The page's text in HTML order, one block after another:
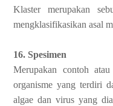
Klaster merupakan
mengklasifikasikan asal
16. Spesimen
Merupakan contoh
organisme yang terdiri
algae dan virus yang